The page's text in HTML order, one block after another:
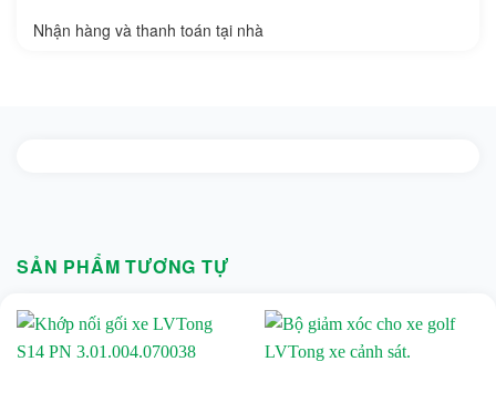
Nhận hàng và thanh toán tại nhà
SẢN PHẨM TƯƠNG TỰ